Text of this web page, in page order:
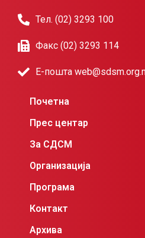
Тел. (02) 3293 100
Факс (02) 3293 114
Е-пошта
Почетна
Прес центар
За СДСМ
Организација
Програма
Контакт
Архива